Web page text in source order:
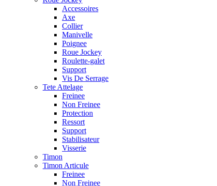
Accessoires
Axe
Collier
Manivelle
Poignee
Roue Jockey
Roulette-galet
Support
Vis De Serrage
Tete Attelage
Freinee
Non Freinee
Protection
Ressort
Support
Stabilisateur
Visserie
Timon
Timon Articule
Freinee
Non Freinee